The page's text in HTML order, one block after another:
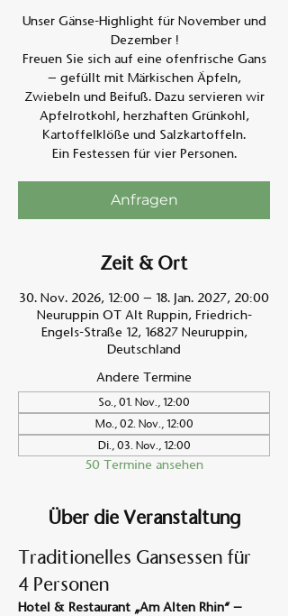
Unser Gänse-Highlight für November und
Dezember !
Freuen Sie sich auf eine ofenfrische Gans
– gefüllt mit Märkischen Äpfeln,
Zwiebeln und Beifuß. Dazu servieren wir
Apfelrotkohl, herzhaften Grünkohl,
Kartoffelklöße und Salzkartoffeln.
Ein Festessen für vier Personen.
Anfragen
Zeit & Ort
30. Nov. 2026, 12:00 – 18. Jan. 2027, 20:00
Neuruppin OT Alt Ruppin, Friedrich-
Engels-Straße 12, 16827 Neuruppin,
Deutschland
Andere Termine
So., 01. Nov., 12:00
Mo., 02. Nov., 12:00
Di., 03. Nov., 12:00
50 Termine ansehen
Über die Veranstaltung
Traditionelles Gansessen für
4 Personen
Hotel & Restaurant „Am Alten Rhin“ –